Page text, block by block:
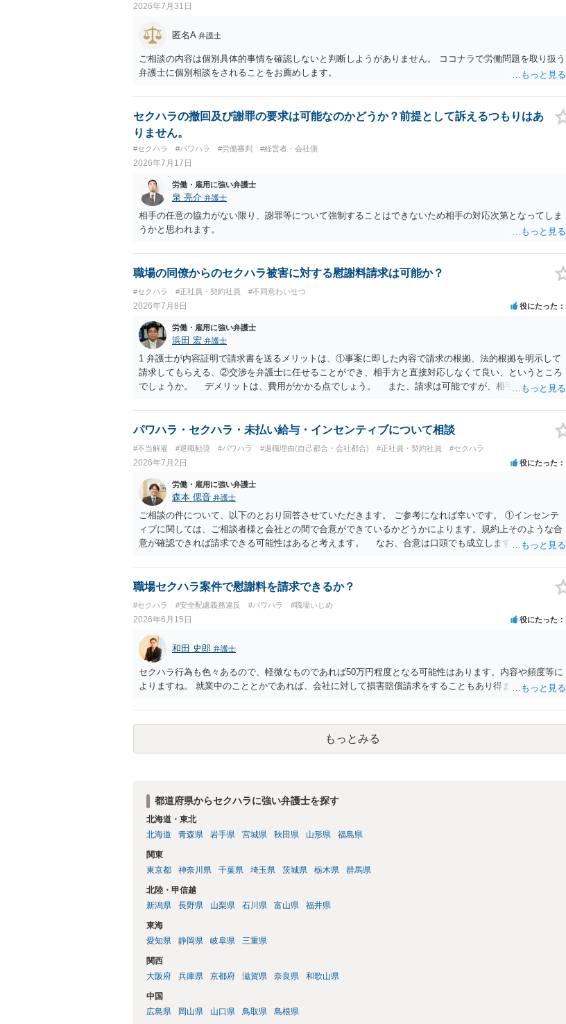
2026年7月31日
匿名A 弁護士
ご相談の内容は個別具体的事情を確認しないと判断しようがありません。 ココナラで労働問題を取り扱う
弁護士に個別相談をされることをお薦めします。
セクハラの撤回及び謝罪の要求は可能なのかどうか？前提として訴えるつもりはあ
りません。
#セクハラ #パワハラ #労働審判 #経営者・会社側
2026年7月17日
労働・雇用に強い弁護士
泉 亮介 弁護士
相手の任意の協力がない限り、謝罪等について強制することはできないため相手の対応次第となってしま
うかと思われます。
職場の同僚からのセクハラ被害に対する慰謝料請求は可能か？
#セクハラ #正社員・契約社員 #不同意わいせつ
2026年7月8日 役にたった
労働・雇用に強い弁護士
浜田 宏 弁護士
1 弁護士が内容証明で請求書を送るメリットは、①事案に即した内容で請求の根拠、法的根拠を明示して
請求してもらえる、②交渉を弁護士に任せることができ、相手方と直接対応しなくて良い、というところ
でしょうか。 デメリットは、費用がかかる点でしょう。 また、請求は可能ですが、相手が任意に払
観点から、裁判の証拠にする場合には注意が必要です(証拠排除される場合があります。)。 ３ 会社がど
ういう証拠に基づいて、誰が判断したかわかりませんが、会社がセクハラ認定しなかったからといって、
中傷したり、噂話を流したりしないようにして下さい。そういう報復的なことをしなければ名誉毀損には
なりません。反訴は貴女が加害行為をしなければ、通常は起こされません。 ５ 裁判をして、和解すれば
和解金が入ります。 勝訴判決を得て確定すれば、判決認容額を払ってもらいます。任意に支払わない場
合には、給与や預貯金、不動産などの財産を差押えます。 敗訴した場合、何も得られません。 ６ 弁
護士費用は請求額や事件の難易度によって変わります。また、現在は弁護士報酬は自由化されていますの
で、依頼する弁護士によっても費用は変わってきます。
パワハラ・セクハラ・未払い給与・インセンティブについて相談
#不当解雇 #退職勧奨 #パワハラ #退職理由(自己都合・会社都合) #正社員・契約社員 #セクハラ
2026年7月2日 役にたった
労働・雇用に強い弁護士
森本 偲音 弁護士
ご相談の件について、以下のとおり回答させていただきます。 ご参考になれば幸いです。 ①インセンテ
ィブに関しては、ご相談者様と会社との間で合意ができているかどうかによります。規約上そのような合
意が確認できれば請求できる可能性はあると考えます。 なお、合意は口頭でも成立しますが、裁判等で
す。 ②未払給与に関しては労務を提供しているのにもかかわらず支払われていない場合は、契約違反とな
りますので請求可能かと存じます。 ③休日・時間外労働については、休日・時間外労働があったことを示
動の内容によって判断が分かれますので、録音データやLINEでのやり取り等を確認する必要があるかと存
じます。 ⑤退職勧奨については退職する意思がないのであればきっぱりと断ればよく、解雇については不
当な解雇である場合には解雇無効を争うなどの対応が考えられます。 回答としては以上になりますが、ま
ずは、資料一式をご持参いただき最寄りの法律事務所にご相談するか、労働基準監督署に相談する等の対
応をしていただくことが望ましいと考えます。
職場セクハラ案件で慰謝料を請求できるか？
#セクハラ #安全配慮義務違反 #パワハラ #職場いじめ
2026年6月15日 役にたった
和田 史郎 弁護士
セクハラ行為も色々あるので、軽微なものであれば50万円程度となる可能性はあります。内容や頻度等に
よりますね。 就業中のこととかであれば、会社に対して損害賠償請求をすることもあり得ます。
もっとみる
都道府県からセクハラに強い弁護士を探す
北海道・東北
北海道
青森県 岩手県 宮城県 秋田県 山形県 福島県
関東
東京都
神奈川県 千葉県 埼玉県 茨城県 栃木県 群馬県
北陸・甲信越
新潟県
長野県 山梨県 石川県 富山県 福井県
東海
愛知県
静岡県 岐阜県 三重県
関西
大阪府
兵庫県 京都府 滋賀県 奈良県 和歌山県
中国
広島県
岡山県 山口県 鳥取県 島根県